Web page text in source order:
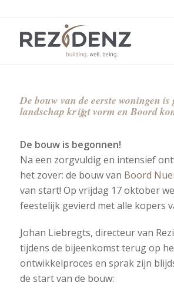
De bouw van de eerste woningen is
landschap krijgt vorm en Boord
De bouw is begonnen!
Na een zorgvuldig en intensief
het zover: de bouw van Boord
van start! Op vrijdag 17 oktober
feestelijk gevierd met alle kopers
Johan Liebregts, directeur van
tijdens de bijeenkomst terug op
ontwikkelproces en sprak zijn
de start van de bouw: